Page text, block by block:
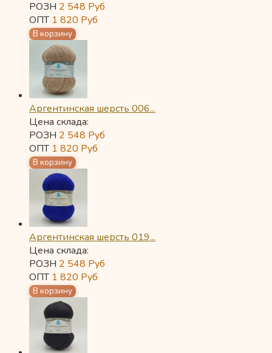
РОЗН 2 548 Руб
ОПТ 1 820 Руб
Аргентинская шерсть 006...
Цена склада:
РОЗН 2 548 Руб
ОПТ 1 820 Руб
Аргентинская шерсть 019...
Цена склада:
РОЗН 2 548 Руб
ОПТ 1 820 Руб